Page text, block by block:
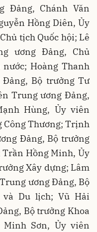
Đảng, Chánh Văn
Hồng Diên, Ủy
tịch Quốc hội; Lê
ương Đảng, Chủ
Hoàng Thanh
Bộ trưởng Tư
Trung ương Đảng,
Hùng, Ủy viên
Công Thương; Trịnh
Đảng, Bộ trưởng
Hồng Minh, Ủy
Xây dựng; Lâm
ương Đảng, Bộ
và Du lịch; Vũ Hải
Bộ trưởng Khoa
Minh Sơn, Ủy viên